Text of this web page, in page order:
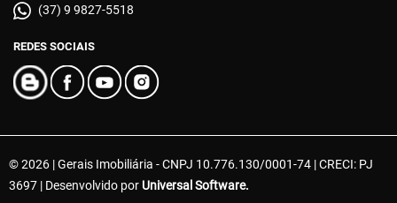
(37) 9 9827-5518
REDES SOCIAIS
© 2026 | Gerais Imobiliária - CNPJ 10.776.130/0001-74 | CRECI: PJ
3697 | Desenvolvido por Universal Software.